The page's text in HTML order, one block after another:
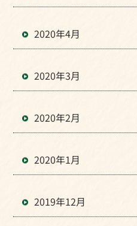
2020年4月
2020年3月
2020年2月
2020年1月
2019年12月